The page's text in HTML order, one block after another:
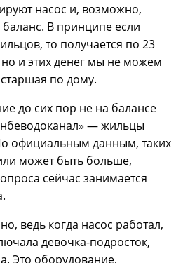
насос и, возможно,
баланс. В принципе если
то получается по 23
и этих денег мы не можем
по дому.
до сих пор не на балансе
— жильцы
официальным данным, таких
может быть больше,
сейчас занимается
ведь когда насос работал,
девочка-подросток,
Это оборудование,